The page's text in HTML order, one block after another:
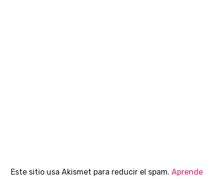
Este sitio usa Akismet para reducir el spam.Aprende